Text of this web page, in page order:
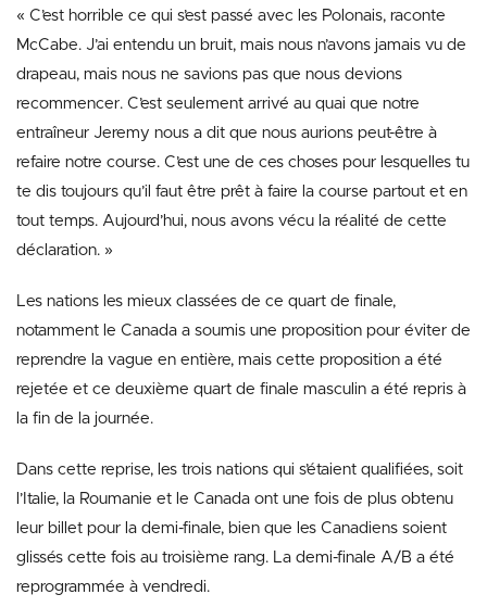
« C’est horrible ce qui s’est passé avec les Polonais, raconte
McCabe. J’ai entendu un bruit, mais nous n’avons jamais vu de
drapeau, mais nous ne savions pas que nous devions
recommencer. C’est seulement arrivé au quai que notre
entraîneur Jeremy nous a dit que nous aurions peut-être à
refaire notre course. C’est une de ces choses pour lesquelles tu
te dis toujours qu’il faut être prêt à faire la course partout et en
tout temps. Aujourd’hui, nous avons vécu la réalité de cette
déclaration. »
Les nations les mieux classées de ce quart de finale,
notamment le Canada a soumis une proposition pour éviter de
reprendre la vague en entière, mais cette proposition a été
rejetée et ce deuxième quart de finale masculin a été repris à
la fin de la journée.
Dans cette reprise, les trois nations qui s’étaient qualifiées, soit
l’Italie, la Roumanie et le Canada ont une fois de plus obtenu
leur billet pour la demi-finale, bien que les Canadiens soient
glissés cette fois au troisième rang. La demi-finale A/B a été
reprogrammée à vendredi.